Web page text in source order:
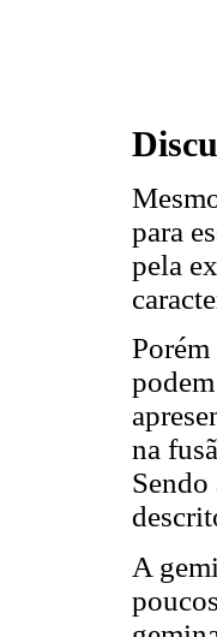
para
pela
na
A